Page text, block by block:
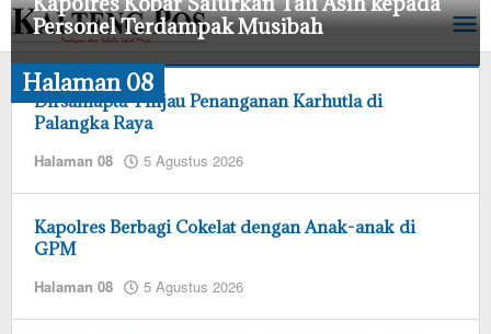
Lewati
ke
konten
Personel Terdampak Musibah
Halaman
08
Agustus
admin
redaksi
Halaman 08
Dirsamapta Tinjau Penanganan Karhutla di
Palangka Raya
Halaman 08 5 Agustus 2026
redaksi
Kapolres Berbagi Cokelat dengan Anak-anak di
GPM
Halaman 08 5 Agustus 2026
redaksi